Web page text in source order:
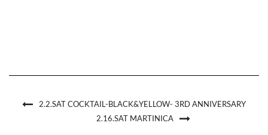
2.2.SAT COCKTAIL-BLACK&YELLOW- 3RD ANNIVERSARY
2.16.SAT MARTINICA